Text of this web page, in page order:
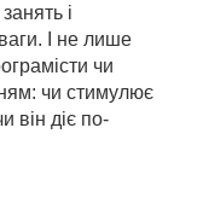
і
І не лише
чи
чи стимулює
він діє по-